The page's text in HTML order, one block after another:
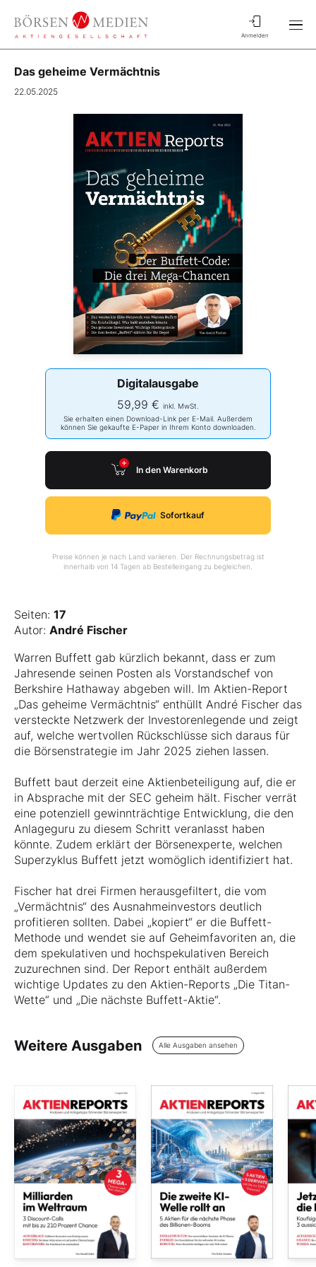
Anmelden
Das geheime Vermächtnis
22.05.2025
Digitalausgabe
59,99 € inkl. MwSt.
Sie erhalten einen Download-Link per E-Mail. Außerdem
können Sie gekaufte E-Paper in Ihrem Konto downloaden.
In den Warenkorb
Sofortkauf
Preise können je nach Land variieren. Der Rechnungsbetrag ist
innerhalb von 14 Tagen ab Bestelleingang zu begleichen.
Seiten: 17
Autor: André Fischer
Warren Buffett gab kürzlich bekannt, dass er zum
Jahresende seinen Posten als Vorstandschef von
Berkshire Hathaway abgeben will. Im Aktien-Report
„Das geheime Vermächtnis“ enthüllt André Fischer das
versteckte Netzwerk der Investorenlegende und zeigt
auf, welche wertvollen Rückschlüsse sich daraus für
die Börsenstrategie im Jahr 2025 ziehen lassen.
Buffett baut derzeit eine Aktienbeteiligung auf, die er
in Absprache mit der SEC geheim hält. Fischer verrät
eine potenziell gewinnträchtige Entwicklung, die den
Anlageguru zu diesem Schritt veranlasst haben
könnte. Zudem erklärt der Börsenexperte, welchen
Superzyklus Buffett jetzt womöglich identifiziert hat.
Fischer hat drei Firmen herausgefiltert, die vom
„Vermächtnis“ des Ausnahmeinvestors deutlich
profitieren sollten. Dabei „kopiert“ er die Buffett-
Methode und wendet sie auf Geheimfavoriten an, die
dem spekulativen und hochspekulativen Bereich
zuzurechnen sind. Der Report enthält außerdem
wichtige Updates zu den Aktien-Reports „Die Titan-
Wette“ und „Die nächste Buffett-Aktie“.
Weitere Ausgaben Alle Ausgaben ansehen